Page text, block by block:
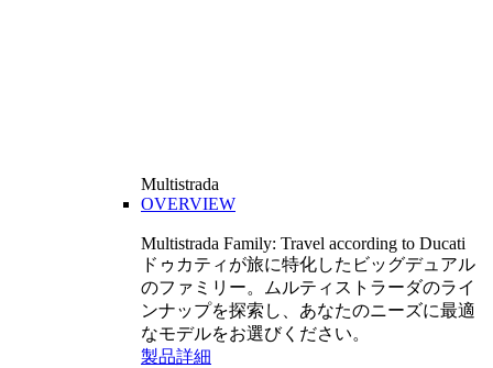
Multistrada
OVERVIEW
Multistrada Family: Travel according to Ducati
ドゥカティが旅に特化したビッグデュアル
のファミリー。ムルティストラーダのライ
ンナップを探索し、あなたのニーズに最適
なモデルをお選びください。
製品詳細